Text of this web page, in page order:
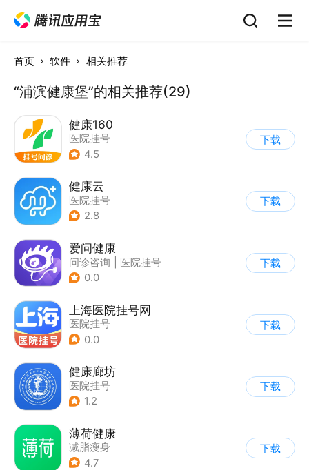
首页 软件 相关推荐
“浦滨健康堡”的相关推荐(29)
健康160
医院挂号
4.5
下载
健康云
医院挂号
2.8
下载
爱问健康
问诊咨询
医院挂号
0.0
下载
上海医院挂号网
医院挂号
0.0
下载
健康廊坊
医院挂号
1.2
下载
薄荷健康
减脂瘦身
4.7
下载